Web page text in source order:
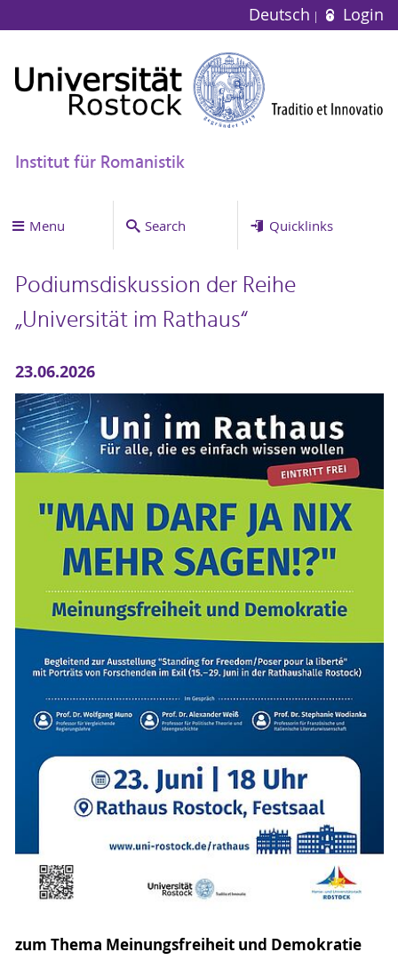
Deutsch Login
Institut für Romanistik
Menu Search Quicklinks
Podiumsdiskussion der Reihe
„Universität im Rathaus“
23.06.2026
zum Thema Meinungsfreiheit und Demokratie